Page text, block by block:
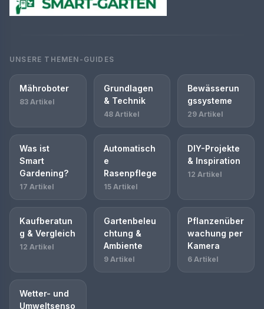
UNSERE THEMEN-GUIDES
Mähroboter
83 Artikel
Grundlagen
& Technik
48 Artikel
Bewässerun
gssysteme
29 Artikel
Was ist
Smart
Gardening?
17 Artikel
Automatisch
e
Rasenpflege
15 Artikel
DIY-Projekte
& Inspiration
12 Artikel
Kaufberatun
g & Vergleich
12 Artikel
Gartenbeleu
chtung &
Ambiente
9 Artikel
Pflanzenüber
wachung per
Kamera
6 Artikel
Wetter- und
Umweltsenso